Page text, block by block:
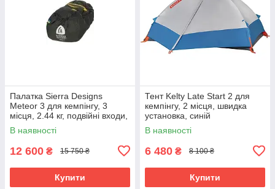
Палатка Sierra Designs
Meteor 3 для кемпінгу, 3
місця, 2.44 кг, подвійні входи,
водостійкість 1200 мм
В наявності
12 600 ₴ 15 750 ₴
Купити
Тент Kelty Late Start 2 для
кемпінгу, 2 місця, швидка
установка, синій
В наявності
6 480 ₴ 8 100 ₴
Купити